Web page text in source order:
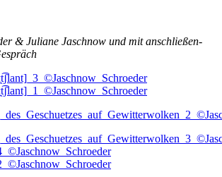
& Juliane Jaschnow und mit anschlie­ßen­